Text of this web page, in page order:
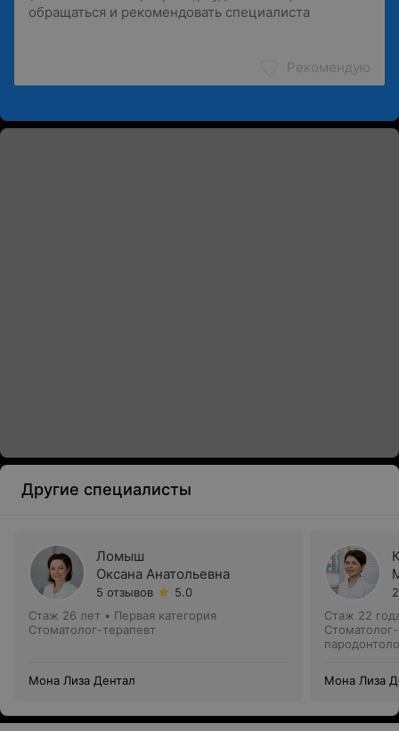
Рекомендую
Другие специалисты
Ломыш
Оксана Анатольевна
5 отзывов
5.0
Стаж 26 лет • Первая категория
Стоматолог-терапевт
Мона Лиза Дентал
Стаж 22
Мона Лиза